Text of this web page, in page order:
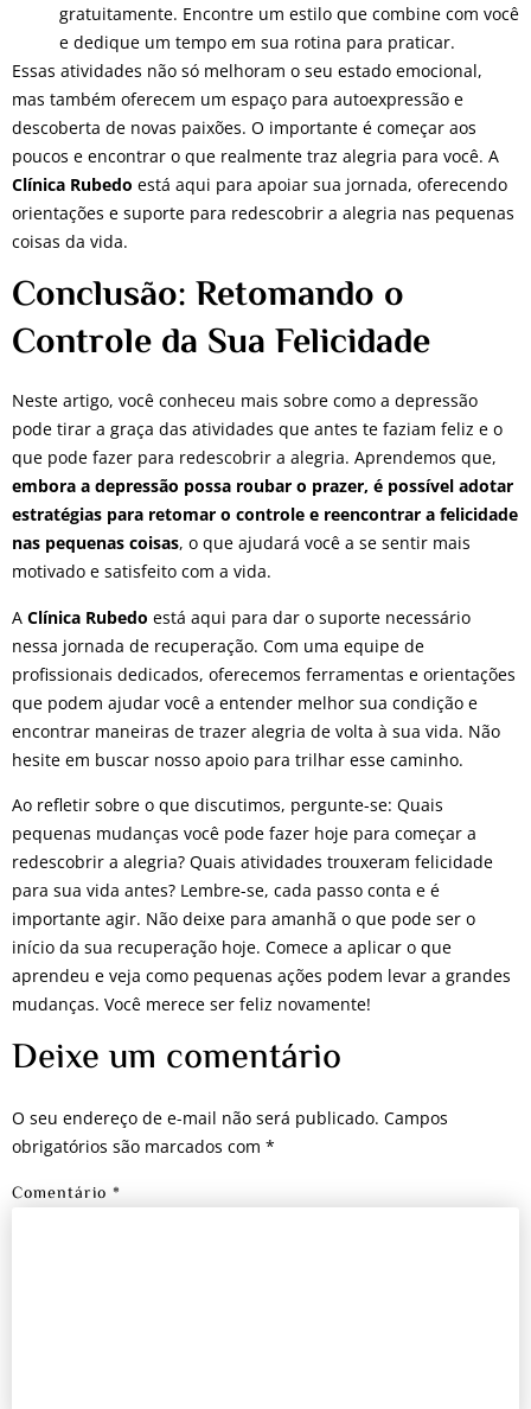
gratuitamente. Encontre um estilo que combine com você
e dedique um tempo em sua rotina para praticar.
Essas atividades não só melhoram o seu estado emocional,
mas também oferecem um espaço para autoexpressão e
descoberta de novas paixões. O importante é começar aos
poucos e encontrar o que realmente traz alegria para você. A
Clínica Rubedo está aqui para apoiar sua jornada, oferecendo
orientações e suporte para redescobrir a alegria nas pequenas
coisas da vida.
Conclusão: Retomando o
Controle da Sua Felicidade
Neste artigo, você conheceu mais sobre como a depressão
pode tirar a graça das atividades que antes te faziam feliz e o
que pode fazer para redescobrir a alegria. Aprendemos que,
embora a depressão possa roubar o prazer, é possível adotar
estratégias para retomar o controle e reencontrar a felicidade
nas pequenas coisas, o que ajudará você a se sentir mais
motivado e satisfeito com a vida.
A Clínica Rubedo está aqui para dar o suporte necessário
nessa jornada de recuperação. Com uma equipe de
profissionais dedicados, oferecemos ferramentas e orientações
que podem ajudar você a entender melhor sua condição e
encontrar maneiras de trazer alegria de volta à sua vida. Não
hesite em buscar nosso apoio para trilhar esse caminho.
Ao refletir sobre o que discutimos, pergunte-se: Quais
pequenas mudanças você pode fazer hoje para começar a
redescobrir a alegria? Quais atividades trouxeram felicidade
para sua vida antes? Lembre-se, cada passo conta e é
importante agir. Não deixe para amanhã o que pode ser o
início da sua recuperação hoje. Comece a aplicar o que
aprendeu e veja como pequenas ações podem levar a grandes
mudanças. Você merece ser feliz novamente!
Deixe um comentário
O seu endereço de e-mail não será publicado. Campos
obrigatórios são marcados com *
Comentário *